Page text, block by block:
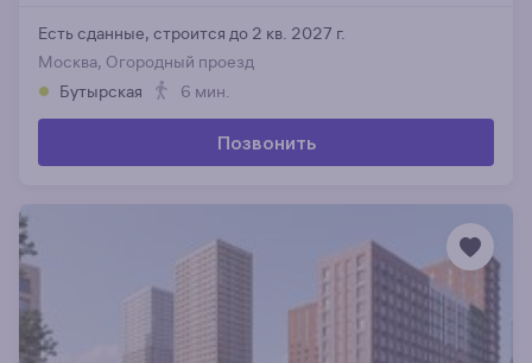
Есть сданные, строится до 2 кв. 2027 г.
Москва, Огородный проезд
Бутырская
6 мин.
Позвонить